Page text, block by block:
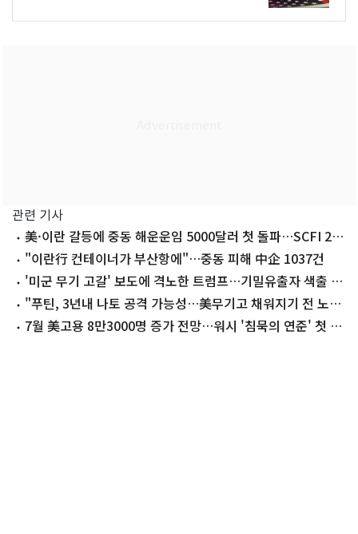
관련 기사
美·이란 갈등에 중동 해운운임 5000달러 첫 돌파…SCFI 2주
연속↑
"이란行 컨테이너가 부산항에"…중동 피해 中企 1037건
'미군 무기 고갈' 보도에 격노한 트럼프…기밀유출자 색출 지
시 "푸틴, 3년내 나토 공격 가능성…美무기고 채워지기 전 노린
다"7월 美고용 8만3000명 증가 전망…워시 '침묵의 연준' 첫 시